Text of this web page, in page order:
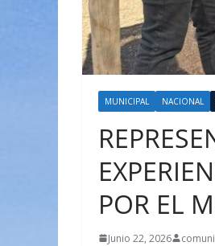
MUNICIPAL NACIONAL
POR EL
Junio 22, 2026